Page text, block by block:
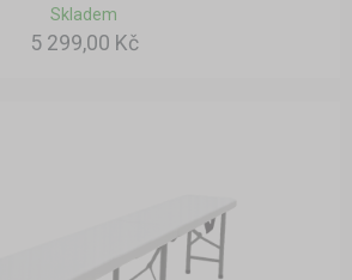
Skladem
5 299,00 Kč